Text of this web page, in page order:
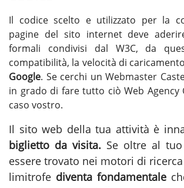
Il codice scelto e utilizzato per la
pagine del sito internet deve
formali condivisi dal W3C, da
compatibilità, la velocità di
Google. Se cerchi un Webmaster
in grado di fare tutto ciò Web Agency
caso vostro.
Il sito web della tua attività è
biglietto da visita. Se oltre al
essere trovato nei motori di
limitrofe diventa fondamentale